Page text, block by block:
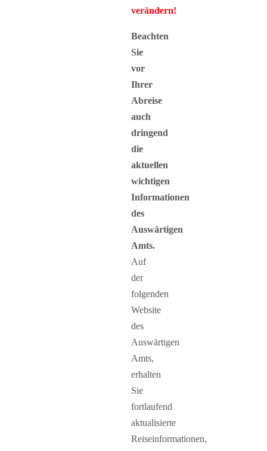
verändern!
Beachten
Sie
vor
Ihrer
Abreise
auch
dringend
die
aktuellen
wichtigen
Informationen
des
Auswärtigen
Amts.
Auf
der
folgenden
Website
des
Auswärtigen
Amts,
erhalten
Sie
fortlaufend
aktualisierte
Reiseinformationen,